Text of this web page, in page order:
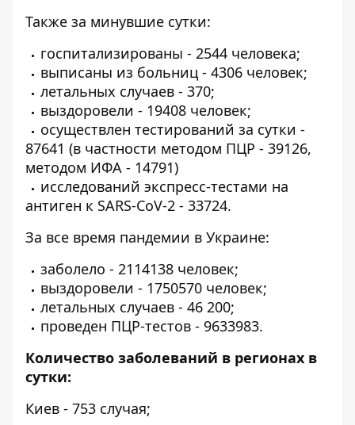
Также за минувшие сутки:
госпитализированы - 2544 человека;
выписаны из больниц - 4306 человек;
летальных случаев - 370;
выздоровели - 19408 человек;
осуществлен тестирований за сутки -
87641 (в частности методом ПЦР - 39126,
методом ИФА - 14791)
исследований экспресс-тестами на
антиген к SARS-CoV-2 - 33724.
За все время пандемии в Украине:
заболело - 2114138 человек;
выздоровели - 1750570 человек;
летальных случаев - 46 200;
проведен ПЦР-тестов - 9633983.
Количество заболеваний в регионах в
сутки:
Киев - 753 случая;